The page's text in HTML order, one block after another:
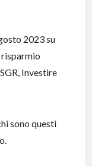
2023 su
Investire
sono questi